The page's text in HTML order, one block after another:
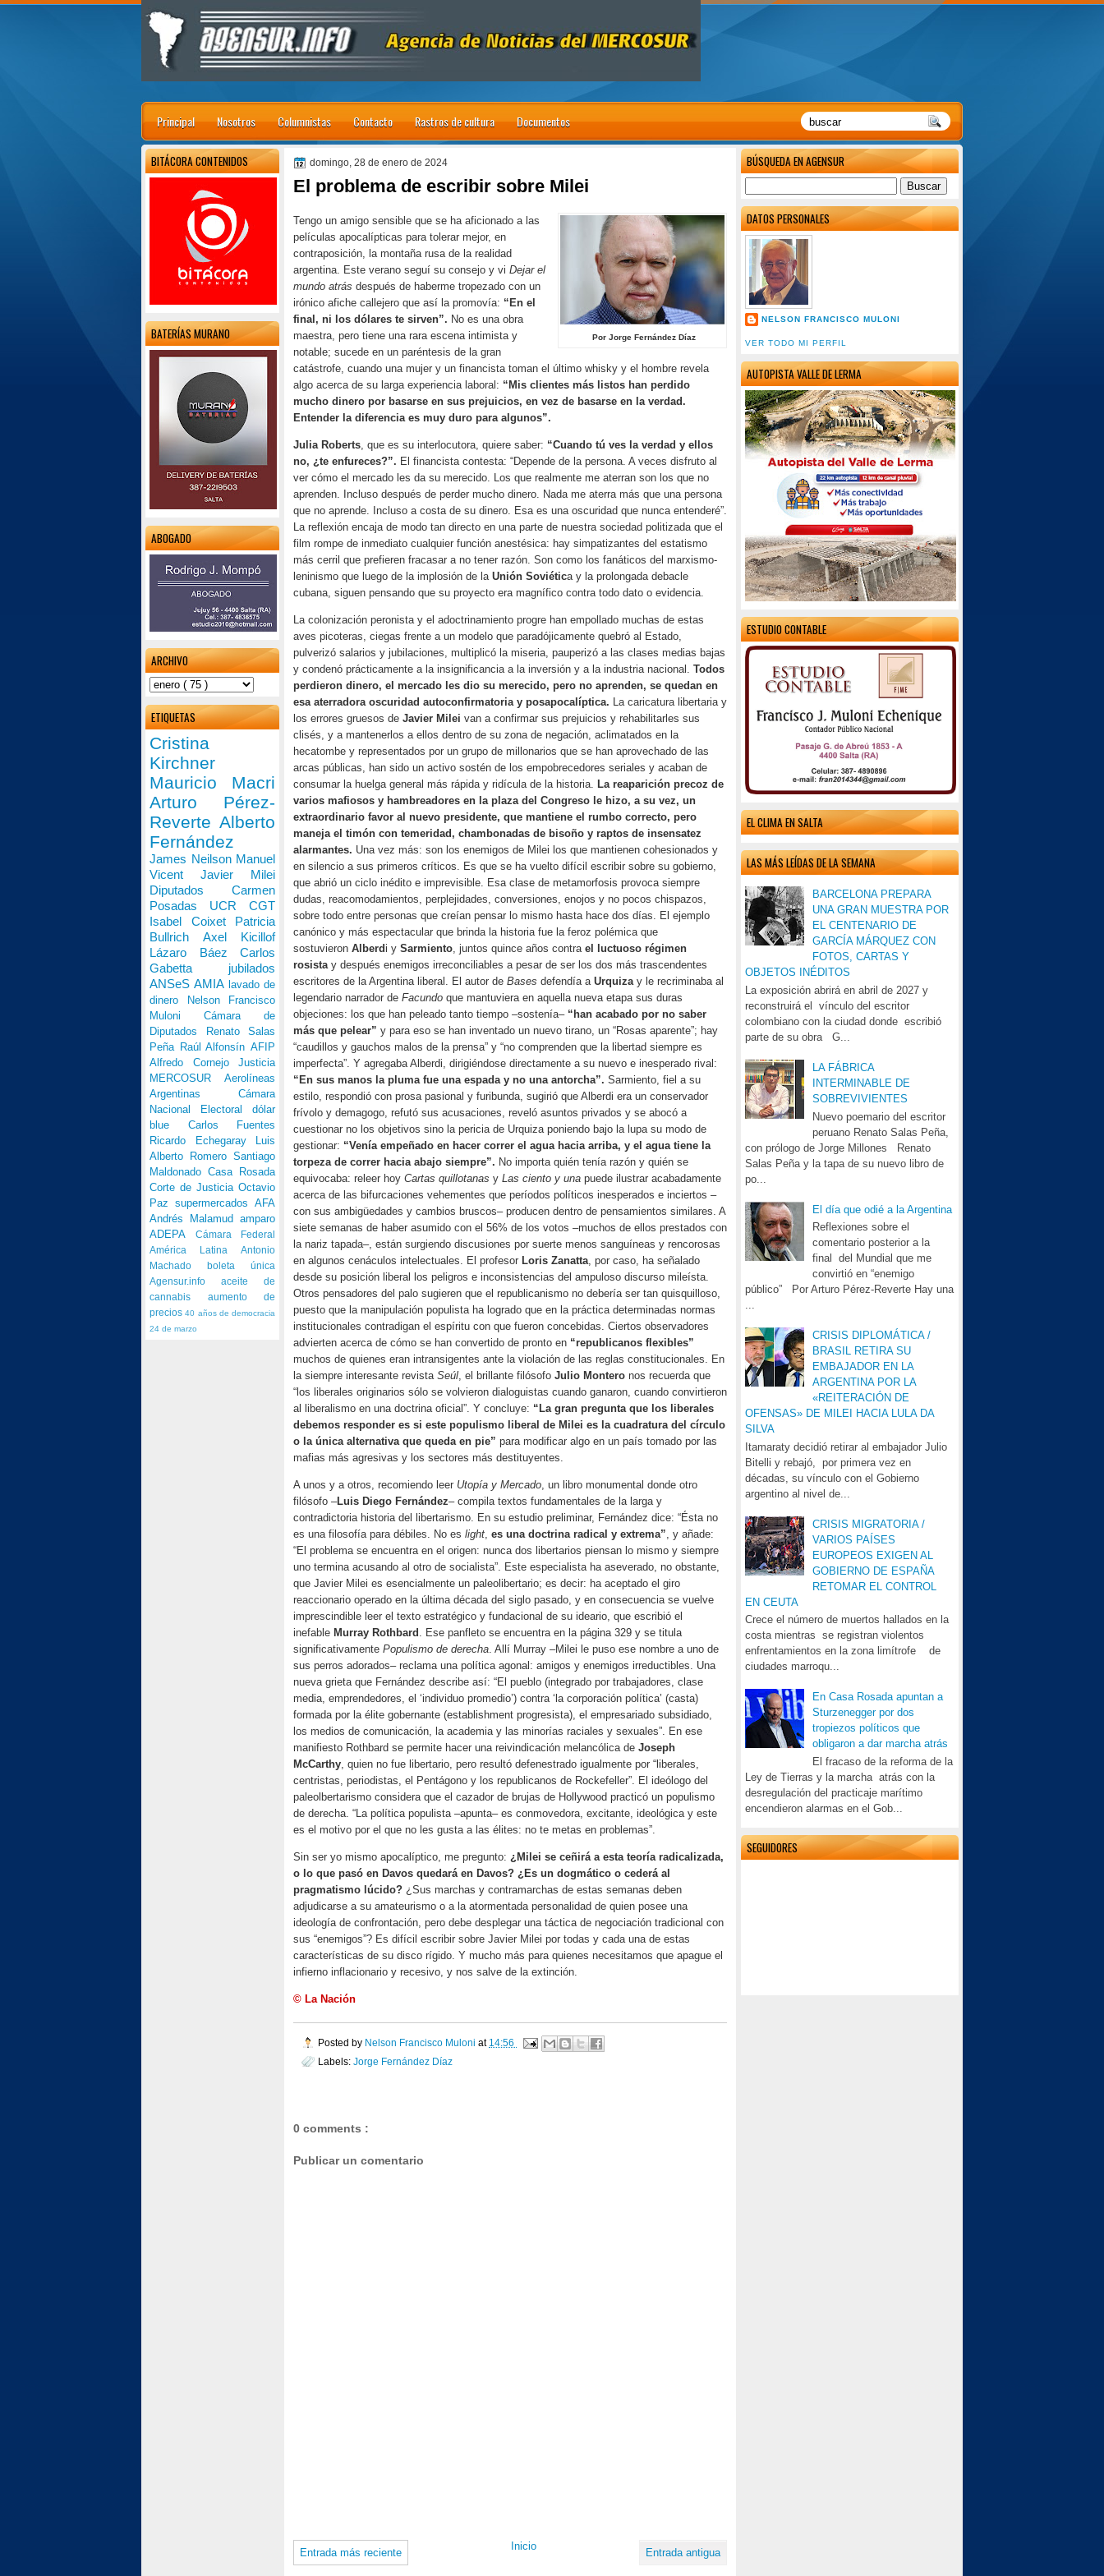
Principal Nosotros Columnistas Contacto Rastros de cultura Documentos
BÚSQUEDA EN AGENSUR
DATOS PERSONALES
NELSON FRANCISCO MULONI
VER TODO MI PERFIL
AUTOPISTA VALLE DE LERMA
ESTUDIO CONTABLE
EL CLIMA EN SALTA
LAS MÁS LEÍDAS DE LA SEMANA
BARCELONA PREPARA
UNA GRAN MUESTRA POR
EL CENTENARIO DE
GARCÍA MÁRQUEZ CON
FOTOS, CARTAS Y
OBJETOS INÉDITOS
La exposición abrirá en abril de 2027 y
reconstruirá el vínculo del escritor
colombiano con la ciudad donde escribió
parte de su obra G...
LA FÁBRICA
INTERMINABLE DE
SOBREVIVIENTES
Nuevo poemario del escritor
peruano Renato Salas Peña,
con prólogo de Jorge Millones Renato
Salas Peña y la tapa de su nuevo libro de
po...
El día que odié a la Argentina
Reflexiones sobre el
comentario posterior a la
final del Mundial que me
convirtió en “enemigo
público” Por Arturo Pérez-Reverte Hay una
...
CRISIS DIPLOMÁTICA /
BRASIL RETIRA SU
EMBAJADOR EN LA
ARGENTINA POR LA
«REITERACIÓN DE
OFENSAS» DE MILEI HACIA LULA DA
SILVA
Itamaraty decidió retirar al embajador Julio
Bitelli y rebajó, por primera vez en
décadas, su vínculo con el Gobierno
argentino al nivel de...
CRISIS MIGRATORIA /
VARIOS PAÍSES
EUROPEOS EXIGEN AL
GOBIERNO DE ESPAÑA
RETOMAR EL CONTROL
EN CEUTA
Crece el número de muertos hallados en la
costa mientras se registran violentos
enfrentamientos en la zona limítrofe de
ciudades marroqu...
En Casa Rosada apuntan a
Sturzenegger por dos
tropiezos políticos que
obligaron a dar marcha atrás
El fracaso de la reforma de la
Ley de Tierras y la marcha atrás con la
desregulación del practicaje marítimo
encendieron alarmas en el Gob...
SEGUIDORES
domingo, 28 de enero de 2024
El problema de escribir sobre Milei
Por Jorge Fernández Díaz
Tengo un amigo sensible que se ha aficionado a las
películas apocalípticas para tolerar mejor, en
contraposición, la montaña rusa de la realidad
argentina. Este verano seguí su consejo y vi Dejar el
mundo atrás después de haberme tropezado con un
irónico afiche callejero que así la promovía: “En el
final, ni los dólares te sirven”. No es una obra
maestra, pero tiene una rara escena intimista y
notable; sucede en un paréntesis de la gran
catástrofe, cuando una mujer y un financista toman el último whisky y el hombre revela
algo acerca de su larga experiencia laboral: “Mis clientes más listos han perdido
mucho dinero por basarse en sus prejuicios, en vez de basarse en la verdad.
Entender la diferencia es muy duro para algunos”.
Julia Roberts , que es su interlocutora, quiere saber: “Cuando tú ves la verdad y ellos
no, ¿te enfureces?”. El financista contesta: “Depende de la persona. A veces disfruto al
ver cómo el mercado les da su merecido. Los que realmente me aterran son los que no
aprenden. Incluso después de perder mucho dinero. Nada me aterra más que una persona
que no aprende. Incluso a costa de su dinero. Esa es una oscuridad que nunca entenderé”.
La reflexión encaja de modo tan directo en una parte de nuestra sociedad politizada que el
film rompe de inmediato cualquier función anestésica: hay simpatizantes del estatismo
más cerril que prefieren fracasar a no tener razón. Son como los fanáticos del marxismo-
leninismo que luego de la implosión de la Unión Soviética y la prolongada debacle
cubana, siguen pensando que su proyecto era magnífico contra todo dato o evidencia.
La colonización peronista y el adoctrinamiento progre han empollado muchas de estas
aves picoteras, ciegas frente a un modelo que paradójicamente quebró al Estado,
pulverizó salarios y jubilaciones, multiplicó la miseria, pauperizó a las clases medias bajas
y condenó prácticamente a la insignificancia a la inversión y a la industria nacional. Todos
perdieron dinero, el mercado les dio su merecido, pero no aprenden, se quedan en
esa aterradora oscuridad autoconfirmatoria y posapocalíptica. La caricatura libertaria y
los errores gruesos de Javier Milei van a confirmar sus prejuicios y rehabilitarles sus
clisés, y a mantenerlos a ellos dentro de su zona de negación, aclimatados en la
hecatombe y representados por un grupo de millonarios que se han aprovechado de las
arcas públicas, han sido un activo sostén de los empobrecedores seriales y acaban de
consumar la huelga general más rápida y ridícula de la historia. La reaparición precoz de
varios mafiosos y hambreadores en la plaza del Congreso le hizo, a su vez, un
extraordinario favor al nuevo presidente, que mantiene el rumbo correcto, pero
maneja el timón con temeridad, chambonadas de bisoño y raptos de insensatez
alarmantes. Una vez más: son los enemigos de Milei los que mantienen cohesionados y
en silencio a sus primeros críticos. Es que se ha vuelto difícil escribir sobre su gobierno,
que abrió un ciclo inédito e imprevisible. Esa clase de metamorfosis provoca siempre
dudas, reacomodamientos, perplejidades, conversiones, enojos y no pocos chispazos,
sobre todo entre personas que creían pensar lo mismo hasta hace dos días. El ejemplo
canónico y más espectacular que brinda la historia fue la feroz polémica que
sostuvieron Alberdi y Sarmiento , juntos quince años contra el luctuoso régimen
rosista y después enemigos irreconciliables a pesar de ser los dos más trascendentes
escritores de la Argentina liberal. El autor de Bases defendía a Urquiza y le recriminaba al
legendario narrador de Facundo que mantuviera en aquella nueva etapa sus duras
objeciones: los que han peleado tanto tiempo –sostenía– “han acabado por no saber
más que pelear” y para eso se han inventado un nuevo tirano, un “Rosas aparente”; hay
“caudillos y gauchos malos de la prensa” y “no comprenden que la libertad siempre es
imperfecta”. Y agregaba Alberdi, dirigiéndose directamente a su nuevo e inesperado rival:
“En sus manos la pluma fue una espada y no una antorcha”. Sarmiento, fiel a su
estilo, respondió con prosa pasional y furibunda, sugirió que Alberdi era un conservador
frívolo y demagogo, refutó sus acusaciones, reveló asuntos privados y se abocó a
cuestionar no los objetivos sino la pericia de Urquiza poniendo bajo la lupa su modo de
gestionar: “Venía empeñado en hacer correr el agua hacia arriba, y el agua tiene la
torpeza de correr hacia abajo siempre”. No importa quién tenía razón y quién se
equivocaba: releer hoy Cartas quillotanas y Las ciento y una puede ilustrar acabadamente
acerca de las bifurcaciones vehementes que períodos políticos inesperados e inciertos –
con sus ambigüedades y cambios bruscos– producen dentro de pensamientos similares. A
siete semanas de haber asumido con el 56% de los votos –muchos de ellos prestados con
la nariz tapada–, están surgiendo discusiones por suerte menos sanguíneas y rencorosas
en algunos cenáculos intelectuales. El profesor Loris Zanatta , por caso, ha señalado
desde su posición liberal los peligros e inconsistencias del ampuloso discurso mileísta.
Otros pensadores del palo sugieren que el republicanismo no debería ser tan quisquilloso,
puesto que la manipulación populista ha logrado que en la práctica determinadas normas
institucionales contradigan el espíritu con que fueron concebidas. Ciertos observadores
advierten acerca de cómo se han convertido de pronto en “republicanos flexibles”
muchos de quienes eran intransigentes ante la violación de las reglas constitucionales. En
la siempre interesante revista Seúl , el brillante filósofo Julio Montero nos recuerda que
“los liberales originarios sólo se volvieron dialoguistas cuando ganaron, cuando convirtieron
al liberalismo en una doctrina oficial”. Y concluye: “La gran pregunta que los liberales
debemos responder es si este populismo liberal de Milei es la cuadratura del círculo
o la única alternativa que queda en pie” para modificar algo en un país tomado por las
mafias más agresivas y los sectores más destituyentes.
A unos y a otros, recomiendo leer Utopía y Mercado , un libro monumental donde otro
filósofo –Luis Diego Fernández– compila textos fundamentales de la larga y
contradictoria historia del libertarismo. En su estudio preliminar, Fernández dice: “Ésta no
es una filosofía para débiles. No es light es una doctrina radical y extrema” , y añade:
“El problema se encuentra en el origen: nunca dos libertarios piensan lo mismo y siempre
uno termina acusando al otro de socialista”. Este especialista ha aseverado, no obstante,
que Javier Milei es esencialmente un paleolibertario; es decir: ha aceptado el giro
reaccionario operado en la última década del siglo pasado, y en consecuencia se vuelve
imprescindible leer el texto estratégico y fundacional de su ideario, que escribió el
inefable Murray Rothbard . Ese panfleto se encuentra en la página 329 y se titula
significativamente Populismo de derecha . Allí Murray –Milei le puso ese nombre a uno de
sus perros adorados– reclama una política agonal: amigos y enemigos irreductibles. Una
nueva grieta que Fernández describe así: “El pueblo (integrado por trabajadores, clase
media, emprendedores, el ‘individuo promedio’) contra ‘la corporación política’ (casta)
formada por la élite gobernante (establishment progresista), el empresariado subsidiado,
los medios de comunicación, la academia y las minorías raciales y sexuales”. En ese
manifiesto Rothbard se permite hacer una reivindicación melancólica de Joseph
McCarthy , quien no fue libertario, pero resultó defenestrado igualmente por “liberales,
centristas, periodistas, el Pentágono y los republicanos de Rockefeller”. El ideólogo del
paleolbertarismo considera que el cazador de brujas de Hollywood practicó un populismo
de derecha. “La política populista –apunta– es conmovedora, excitante, ideológica y este
es el motivo por el que no les gusta a las élites: no te metas en problemas”.
Sin ser yo mismo apocalíptico, me pregunto: ¿Milei se ceñirá a esta teoría radicalizada,
o lo que pasó en Davos quedará en Davos? ¿Es un dogmático o cederá al
pragmatismo lúcido? ¿Sus marchas y contramarchas de estas semanas deben
adjudicarse a su amateurismo o a la atormentada personalidad de quien posee una
ideología de confrontación, pero debe desplegar una táctica de negociación tradicional con
sus “enemigos”? Es difícil escribir sobre Javier Milei por todas y cada una de estas
características de su disco rígido. Y mucho más para quienes necesitamos que apague el
infierno inflacionario y recesivo, y nos salve de la extinción.
© La Nación
Posted by Nelson Francisco Muloni at 14:56
Labels: Jorge Fernández Díaz
0 comments :
Publicar un comentario
Entrada más reciente Entrada antigua
Inicio
BITÁCORA CONTENIDOS
BATERÍAS MURANO
ABOGADO
ARCHIVO
ETIQUETAS
Cristina
Kirchner
Mauricio Macri
Arturo Pérez-
Reverte Alberto
Fernández
James Neilson Manuel
Vicent Javier Milei
Diputados Carmen
Posadas UCR CGT
Isabel Coixet Patricia
Bullrich Axel Kicillof
Lázaro Báez Carlos
Gabetta jubilados
ANSeSAMIA lavado de
dinero
Nelson Francisco
Muloni Cámara de
Diputados
Renato Salas
Peña Raúl AlfonsínAFIP
Alfredo Cornejo Justicia
MERCOSUR Aerolíneas
Argentinas Cámara
Nacional Electoral dólar
blue Carlos Fuentes
Ricardo Echegaray
Luis
Alberto Romero Santiago
Maldonado Casa Rosada
Corte de Justicia Octavio
Paz supermercados AFA
Andrés Malamud amparo
ADEPA
Cámara Federal
América Latina Antonio
Machado boleta única
Agensur.info aceite de
cannabis aumento de
precios40 años de democracia
24 de marzo